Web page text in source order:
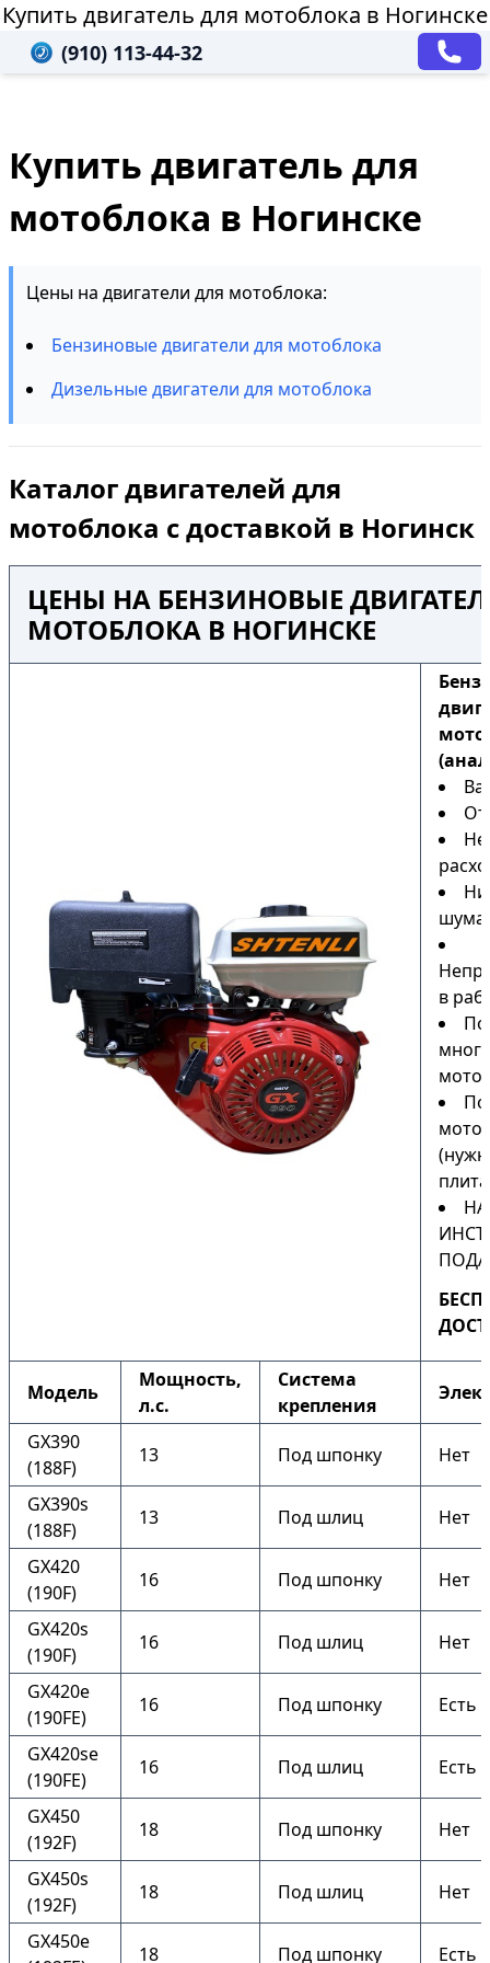
Купить двигатель для мотоблока в Ногинске
(910) 113-44-32
Купить двигатель для
мотоблока в Ногинске
Цены на двигатели для мотоблока:
Бензиновые двигатели для мотоблока
Дизельные двигатели для мотоблока
Каталог двигателей для
мотоблока с доставкой в Ногинск
ЦЕНЫ НА БЕНЗИНОВЫЕ
МОТОБЛОКА В НОГИНСКЕ
шума
в
Модель
Мощность,
л.с.
Система
крепления
GX390
(188F)
13 Под шпонку Нет
GX390s
(188F)
13 Под шлиц Нет
GX420
(190F)
16 Под шпонку Нет
GX420s
(190F)
16 Под шлиц Нет
GX420e
(190FE)
16 Под шпонку Есть
GX420se
(190FE)
16 Под шлиц Есть
GX450
(192F)
18 Под шпонку Нет
GX450s
(192F)
18 Под шлиц Нет
GX450e
18 Под шпонку Есть